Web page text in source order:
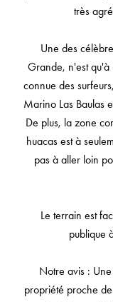
très
Une des
Grande, n'est qu'à
connue des
Marino Las Baulas
De plus, la zone
huacas est à
pas à aller loin
Le terrain est
publique
Notre avis :
propriété proche